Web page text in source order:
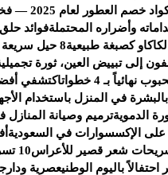
العطور لعام 2025 — فخامة برائحة التوفير
وأضراره المحتملةفوائد
كصبغة طبيعية
8 حيل
إلى تبييض العين، ثورة
بـ 4 خطوات
اكتشفي
بالبشرة في المنزل باستخدام
الدمويةترميم وصيانة
الإكسسوارات في السعودية
شعر قصير للأعراس10 تسريحات شعر عروس كيرلي أنيقة بالصور
باليوم الوطنيعصرية